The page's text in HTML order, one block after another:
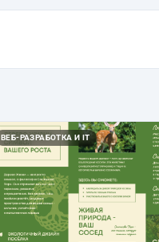
ВЕБ-РАЗРАБОТКА И IT